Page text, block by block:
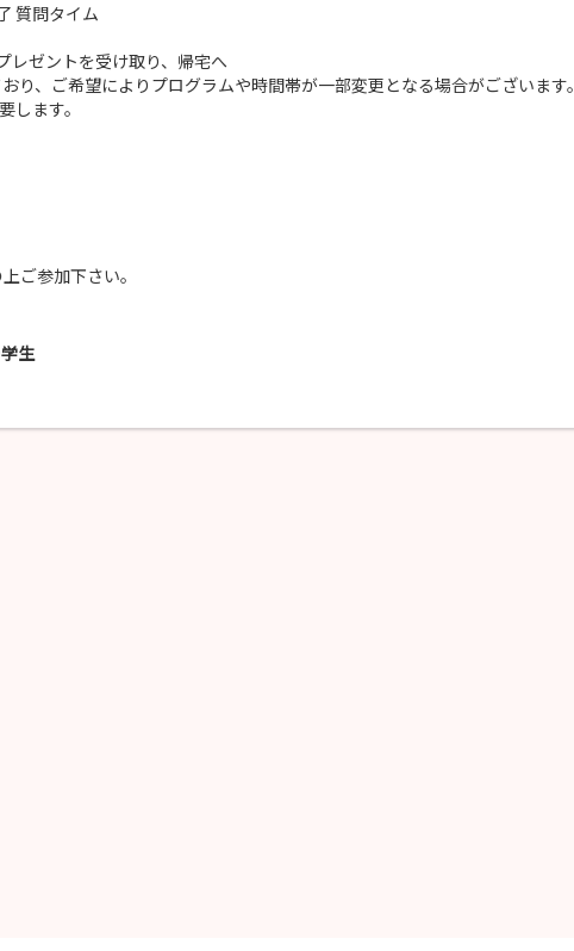
質問タイム
レゼントを受け取り、帰宅へ
り、ご希望によりプログラムや時間帯が一部変更となる場合がございます。
します。
ご参加下さい。
生